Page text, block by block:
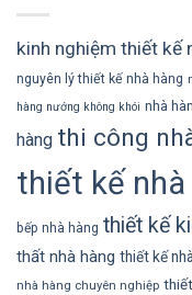
kinh nghiệm thiết kế
nguyên lý thiết kế nhà hàng
hàng nướng không khói nhà
hàng thi công
thiết kế nhà
bếp nhà hàng thiết kế
thất nhà hàng thiết kế
nhà hàng chuyên nghiệp